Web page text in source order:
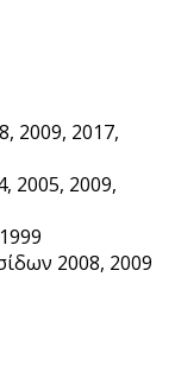
2009, 2017,
2005, 2009,
2008, 2009